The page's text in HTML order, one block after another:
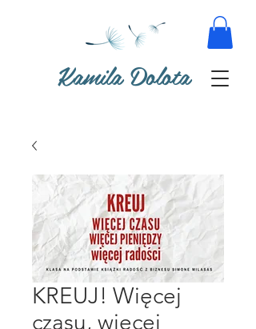
Kamila Dolota
KREUJ! Więcej
czasu, więcej